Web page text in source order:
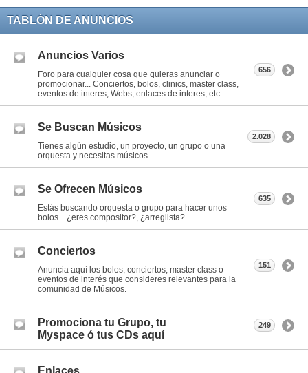
TABLÓN DE ANUNCIOS
Anuncios Varios
Foro para cualquier cosa que quieras anunciar o
promocionar... Conciertos, bolos, clinics, master class,
eventos de interes, Webs, enlaces de interes, etc...
656
Se Buscan Músicos
Tienes algún estudio, un proyecto, un grupo o una
orquesta y necesitas músicos...
2.028
Se Ofrecen Músicos
Estás buscando orquesta o grupo para hacer unos
bolos... ¿eres compositor?, ¿arreglista?...
635
Conciertos
Anuncia aquí los bolos, conciertos, master class o
eventos de interés que consideres relevantes para la
comunidad de Músicos.
151
Promociona tu Grupo, tu
Myspace ó tus CDs aquí
249